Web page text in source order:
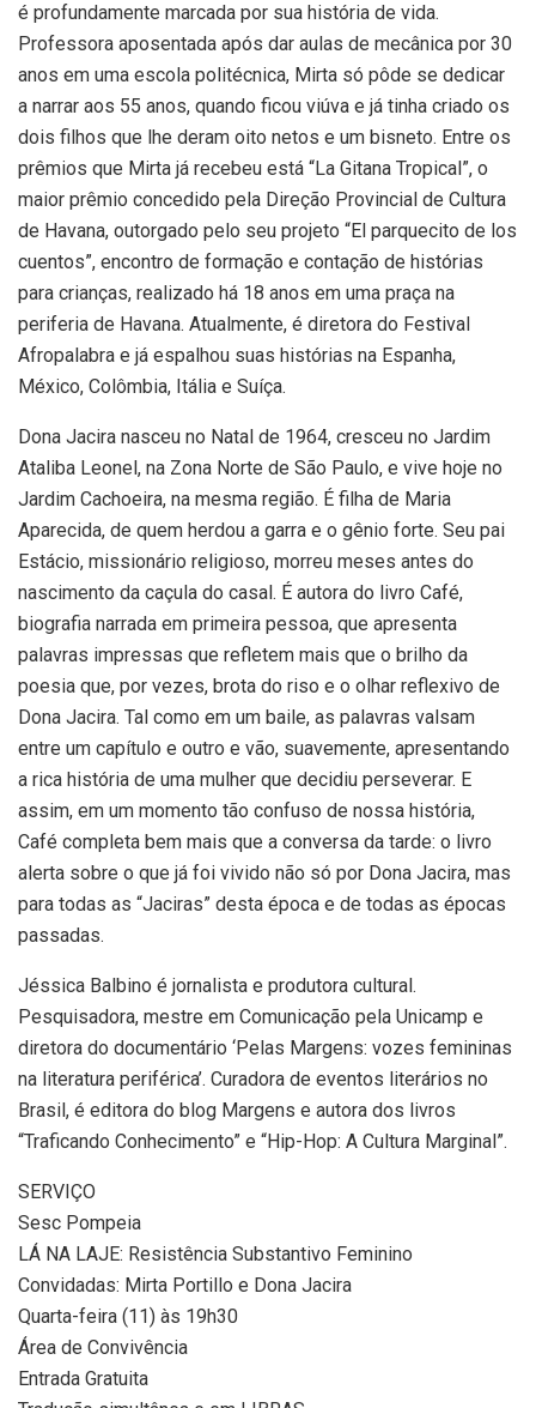
é profundamente marcada por sua história de vida.
Professora aposentada após dar aulas de mecânica por 30
anos em uma escola politécnica, Mirta só pôde se dedicar
a narrar aos 55 anos, quando ficou viúva e já tinha criado os
dois filhos que lhe deram oito netos e um bisneto. Entre os
prêmios que Mirta já recebeu está “La Gitana Tropical”, o
maior prêmio concedido pela Direção Provincial de Cultura
de Havana, outorgado pelo seu projeto “El parquecito de los
cuentos”, encontro de formação e contação de histórias
para crianças, realizado há 18 anos em uma praça na
periferia de Havana. Atualmente, é diretora do Festival
Afropalabra e já espalhou suas histórias na Espanha,
México, Colômbia, Itália e Suíça.
Dona Jacira nasceu no Natal de 1964, cresceu no Jardim
Ataliba Leonel, na Zona Norte de São Paulo, e vive hoje no
Jardim Cachoeira, na mesma região. É filha de Maria
Aparecida, de quem herdou a garra e o gênio forte. Seu pai
Estácio, missionário religioso, morreu meses antes do
nascimento da caçula do casal. É autora do livro Café,
biografia narrada em primeira pessoa, que apresenta
palavras impressas que refletem mais que o brilho da
poesia que, por vezes, brota do riso e o olhar reflexivo de
Dona Jacira. Tal como em um baile, as palavras valsam
entre um capítulo e outro e vão, suavemente, apresentando
a rica história de uma mulher que decidiu perseverar. E
assim, em um momento tão confuso de nossa história,
Café completa bem mais que a conversa da tarde: o livro
alerta sobre o que já foi vivido não só por Dona Jacira, mas
para todas as “Jaciras” desta época e de todas as épocas
passadas.
Jéssica Balbino é jornalista e produtora cultural.
Pesquisadora, mestre em Comunicação pela Unicamp e
diretora do documentário ‘Pelas Margens: vozes femininas
na literatura periférica’. Curadora de eventos literários no
Brasil, é editora do blog Margens e autora dos livros
“Traficando Conhecimento” e “Hip-Hop: A Cultura Marginal”.
SERVIÇO
Sesc Pompeia
LÁ NA LAJE: Resistência Substantivo Feminino
Convidadas: Mirta Portillo e Dona Jacira
Quarta-feira (11) às 19h30
Área de Convivência
Entrada Gratuita